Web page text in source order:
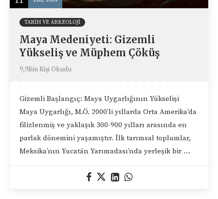
TARIH VE ARKEOLOJI
Maya Medeniyeti: Gizemli
Yükseliş ve Müphem Çöküş
9,9Bin Kişi Okudu
Gizemli Başlangıç: Maya Uygarlığının Yükselişi
Maya Uygarlığı, M.Ö. 2000’li yıllarda Orta Amerika’da
filizlenmiş ve yaklaşık 300-900 yılları arasında en
parlak dönemini yaşamıştır. İlk tarımsal toplumlar,
Meksika’nın Yucatán Yarımadası’nda yerleşik bir …